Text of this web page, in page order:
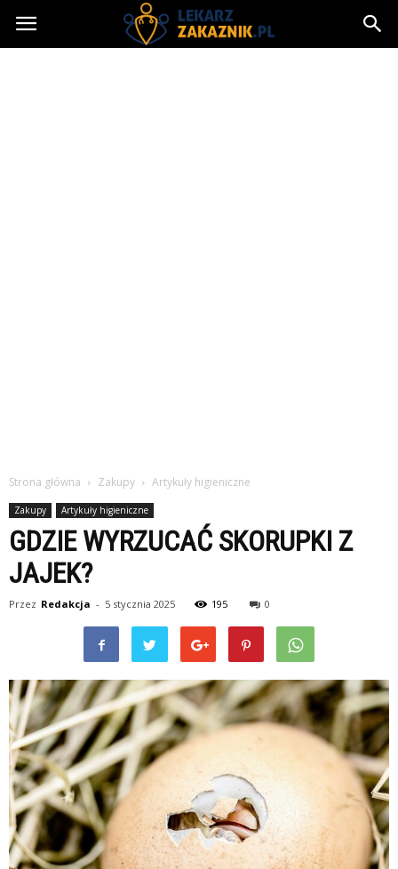
Lekarzzakaznik.pl
Strona główna Zakupy Artykuły higieniczne
Zakupy Artykuły higieniczne
GDZIE WYRZUCAĆ SKORUPKI Z
JAJEK?
Przez Redakcja - 5 stycznia 2025 195 0